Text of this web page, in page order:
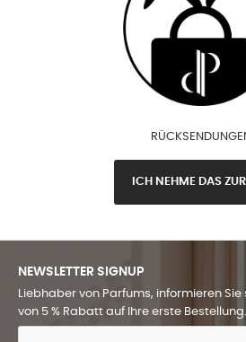
ICH NEHME DAS
NEWSLETTER SIGNUP
Liebhaber von Parfums, informieren
von 5 % Rabatt auf Ihre erste Bestellung.